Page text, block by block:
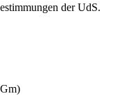
der UdS.